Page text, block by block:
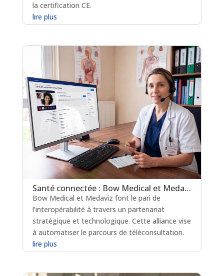
la certification CE.
lire plus
Santé connectée : Bow Medical et Medaviz scellent une alliance technologique
Bow Medical et Medaviz font le pari de
l’interopérabilité à travers un partenariat
stratégique et technologique. Cette alliance vise
à automatiser le parcours de téléconsultation.
lire plus